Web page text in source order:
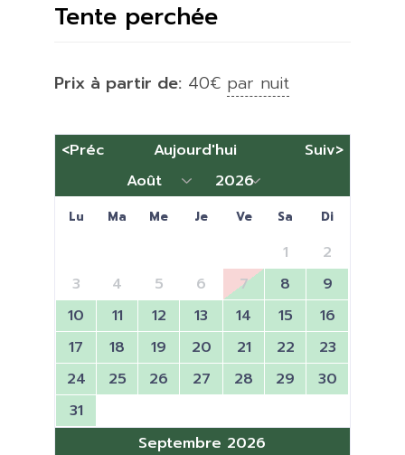
Tente perchée
Prix à partir de: 40€ par nuit
<Préc Aujourd'hui Suiv>
Lu Ma Me Je Ve Sa Di
1
2
3
4 5 6 7 8
9
10
11 12 13 14 15
16
17
18 19 20 21 22
23
24
25 26 27 28 29
30
31
Septembre 2026